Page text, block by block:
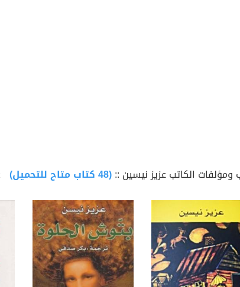
ومؤلفات الكاتب عزيز نيسين ::(48 كتاب متاح للتحميل)